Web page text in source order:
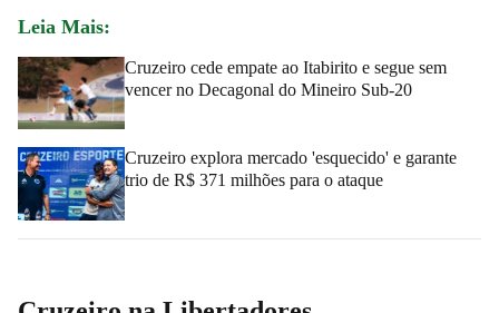
Leia Mais:
Cruzeiro cede empate ao Itabirito e segue sem
vencer no Decagonal do Mineiro Sub-20
Cruzeiro explora mercado 'esquecido' e garante
trio de R$ 371 milhões para o ataque